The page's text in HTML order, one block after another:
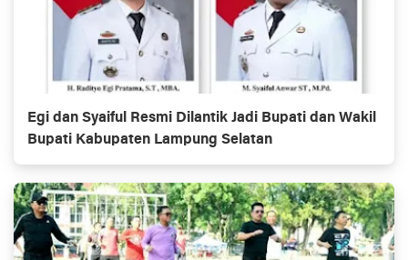
Egi dan Syaiful Resmi Dilantik Jadi Bupati dan Wakil
Bupati Kabupaten Lampung Selatan